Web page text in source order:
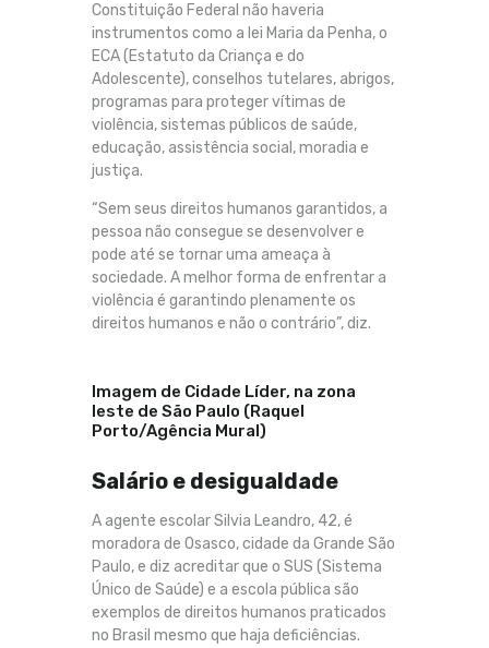
Constituição Federal não haveria
instrumentos como a lei Maria da Penha, o
ECA (Estatuto da Criança e do
Adolescente), conselhos tutelares, abrigos,
programas para proteger vítimas de
violência, sistemas públicos de saúde,
educação, assistência social, moradia e
justiça.
“Sem seus direitos humanos garantidos, a
pessoa não consegue se desenvolver e
pode até se tornar uma ameaça à
sociedade. A melhor forma de enfrentar a
violência é garantindo plenamente os
direitos humanos e não o contrário”, diz.
Imagem de Cidade Líder, na zona
leste de São Paulo (Raquel
Porto/Agência Mural)
Salário e desigualdade
A agente escolar Silvia Leandro, 42, é
moradora de Osasco, cidade da Grande São
Paulo, e diz acreditar que o SUS (Sistema
Único de Saúde) e a escola pública são
exemplos de direitos humanos praticados
no Brasil mesmo que haja deficiências.